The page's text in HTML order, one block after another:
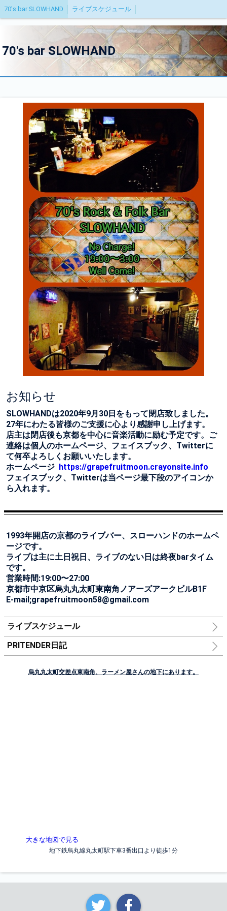
70's bar SLOWHAND ライブスケジュール
70's bar SLOWHAND
お知らせ
SLOWHANDは2020年9月30日をもって閉店致しました。
27年にわたる皆様のご支援に心より感謝申し上げます。
店主は閉店後も京都を中心に音楽活動に励む予定です。ご
連絡は個人のホームページ、フェイスブック、Twitterに
て何卒よろしくお願いいたします。
ホームページ https://grapefruitmoon.crayonsite.info
フェイスブック、Twitterは当ページ最下段のアイコンか
ら入れます。
1993年開店の京都のライブバー、スローハンドのホームペ
ージです。
ライブは主に土日祝日、ライブのない日は終夜barタイム
です。
営業時間:19:00〜27:00
京都市中京区烏丸丸太町東南角ノアーズアークビルB1F
E-mail;grapefruitmoon58@gmail.com
ライブスケジュール
PRITENDER日記
烏丸丸太町交差点東南角、ラーメン屋さんの地下にあります。
大きな地図で見る
地下鉄烏丸線丸太町駅下車3番出口より徒歩1分